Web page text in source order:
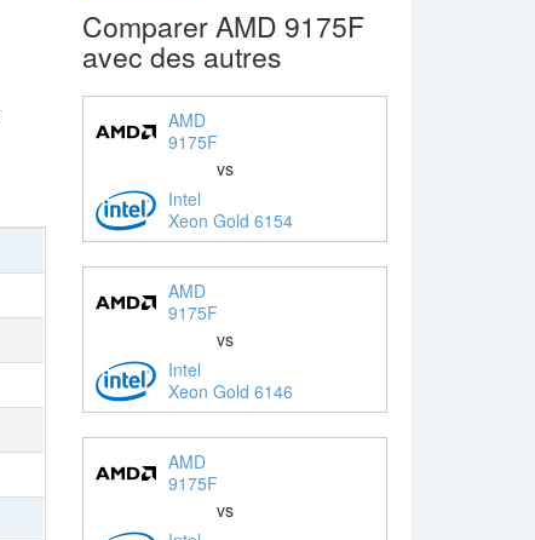
Comparer AMD 9175F
avec des autres
AMD
9175F
vs
Intel
Xeon Gold 6154
AMD
9175F
vs
Intel
Xeon Gold 6146
AMD
9175F
vs